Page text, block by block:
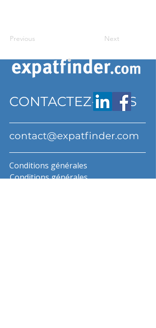
Previous Next
CONTACTEZ-NOUS
contact@expatfinder.com
Conditions générales
Conditions générales